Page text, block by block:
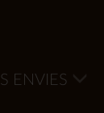
ENVIES